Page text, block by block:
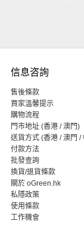
信息咨詢
售後條款
買家溫馨提示
購物流程
門市地址 (香港 / 澳門)
送貨方式 (香港 / 澳門
付款方法
批發查詢
換貨/退貨條款
關於 oGreen.hk
私隱政策
使用條款
工作機會